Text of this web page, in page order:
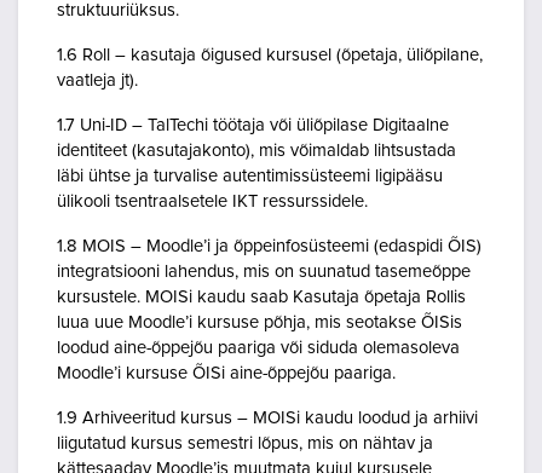
struktuuriüksus.
1.6 Roll – kasutaja õigused kursusel (õpetaja, üliõpilane,
vaatleja jt).
1.7 Uni-ID – TalTechi töötaja või üliõpilase Digitaalne
identiteet (kasutajakonto), mis võimaldab lihtsustada
läbi ühtse ja turvalise autentimissüsteemi ligipääsu
ülikooli tsentraalsetele IKT ressurssidele.
1.8 MOIS – Moodle’i ja õppeinfosüsteemi (edaspidi ÕIS)
integratsiooni lahendus, mis on suunatud tasemeõppe
kursustele. MOISi kaudu saab Kasutaja õpetaja Rollis
luua uue Moodle’i kursuse põhja, mis seotakse ÕISis
loodud aine-õppejõu paariga või siduda olemasoleva
Moodle’i kursuse ÕISi aine-õppejõu paariga.
1.9 Arhiveeritud kursus – MOISi kaudu loodud ja arhiivi
liigutatud kursus semestri lõpus, mis on nähtav ja
kättesaadav Moodle’is muutmata kujul kursusele